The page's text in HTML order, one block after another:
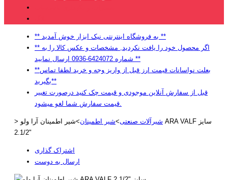
** به فروشگاه اینترنتی نیک ابزار خوش آمدید **
** اگر محصول خود را یافت نکردید, مشخصات و عکس کالا را به
شماره 6424072-0936 ارسال نمایید **
**بعلت نواسانات قیمت ارز قبل از واریز وجه و خرید لطفا تماس
بگیرید**
قبل از سفارش آنلاین موجودی و قیمت چک کنید درصورت تغییر
قیمت سفارش شما لغو میشود.
> شیرآلات صنعتی>شیر اطمینان>شیر اطمینان آرا ولو ARA VALF سایز
"2.1/2
اشتراک گذاری
ارسال به دوست